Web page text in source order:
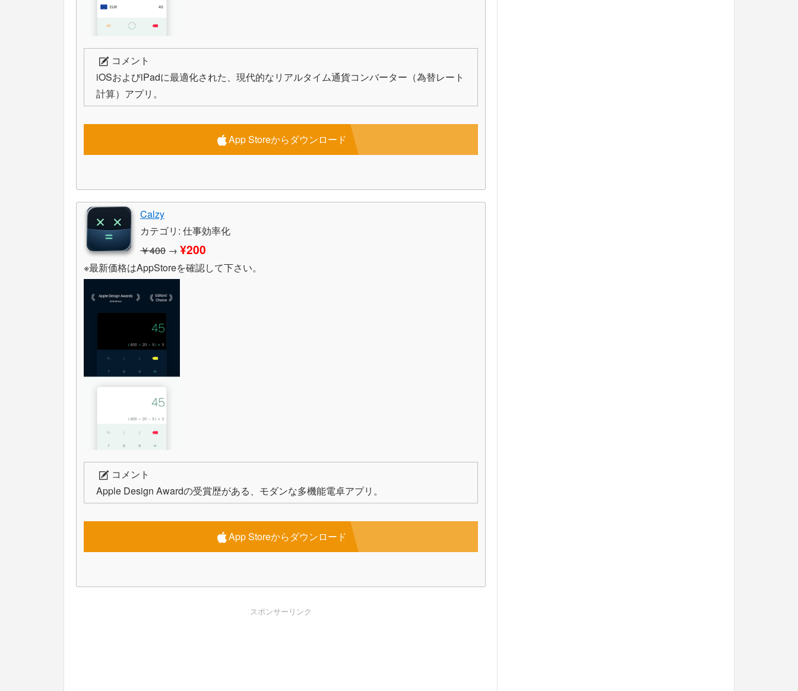
コメント
iOSおよびiPadに最適化された、現代的なリアルタイム通貨コンバーター（為替レート
計算）アプリ。
App Storeからダウンロード
Calzy
カテゴリ: 仕事効率化
￥400 → ¥200
※最新価格はAppStoreを確認して下さい。
コメント
Apple Design Awardの受賞歴がある、モダンな多機能電卓アプリ。
App Storeからダウンロード
スポンサーリンク